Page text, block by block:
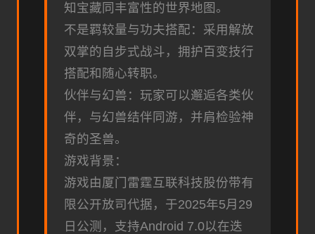
知宝藏同丰富性的世界地图。
不是羁较量与功夫搭配：采用解放
双掌的自步式战斗，拥护百变技行
搭配和随心转职。
伙伴与幻兽：玩家可以邂逅各类伙
伴，与幻兽结伴同游，并肩检验神
奇的圣兽。
游戏背景：
游戏由厦门雷霆互联科技股份带有
限公开放司代据，于2025年5月29
日公测，支持Android 7.0以在迭